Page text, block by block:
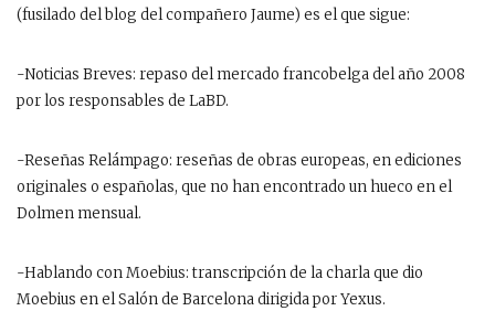
(fusilado del blog del compañero Jaume) es el que sigue:
-Noticias Breves: repaso del mercado francobelga del año 2008
por los responsables de LaBD.
-Reseñas Relámpago: reseñas de obras europeas, en ediciones
originales o españolas, que no han encontrado un hueco en el
Dolmen mensual.
-Hablando con Moebius: transcripción de la charla que dio
Moebius en el Salón de Barcelona dirigida por Yexus.